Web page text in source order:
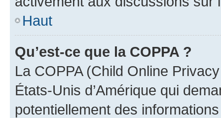
Haut
Qu’est-ce que la COPPA ?
La COPPA (Child Online
États-Unis d’Amérique qui
potentiellement des